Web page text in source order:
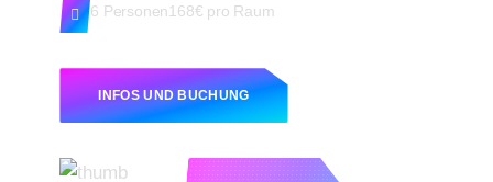
6 Personen168€ pro Raum
INFOS UND BUCHUNG